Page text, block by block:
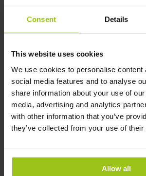
Consent Details
This website uses cookies
We use cookies to personalise content
social media features and to analyse
share information about your use of
media, advertising and analytics
with other information that you’ve
they’ve collected from your use of their
Allow all
att bibehålla normal magsyra och
nedbrytning av proteiner, medan
Betaine HCL Digestive
Support av högsta
Detta kosttillskott är fritt från
socker, gluten och GMO, samt
sötningsmedel, färgämnen,
härdade oljor, majssirap och